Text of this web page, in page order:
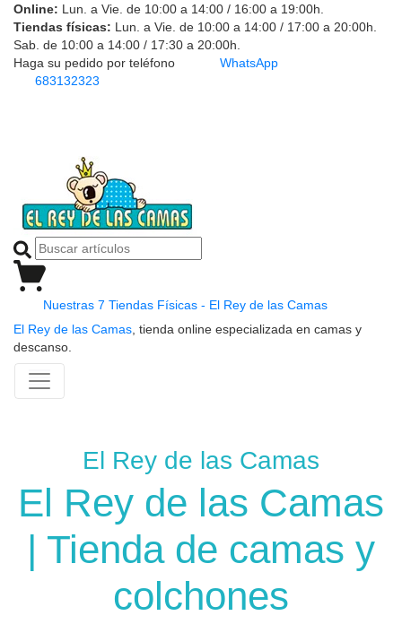
Online: Lun. a Vie. de 10:00 a 14:00 / 16:00 a 19:00h.
Tiendas físicas: Lun. a Vie. de 10:00 a 14:00 / 17:00 a 20:00h.
Sab. de 10:00 a 14:00 / 17:30 a 20:00h.
Haga su pedido por teléfono
683132323
WhatsApp
Nuestras 7 Tiendas Físicas - El Rey de las Camas
El Rey de las Camas , tienda online especializada en camas y
descanso.
El Rey de las Camas
El Rey de las Camas
| Tienda de camas y
colchones